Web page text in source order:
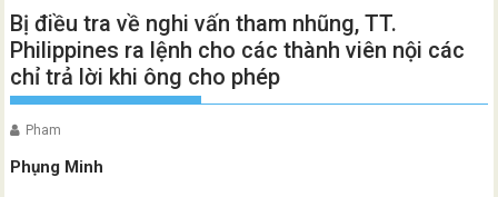
Bị điều tra về nghi vấn tham nhũng, TT.
Philippines ra lệnh cho các thành viên nội các
chỉ trả lời khi ông cho phép
Pham
Phụng Minh